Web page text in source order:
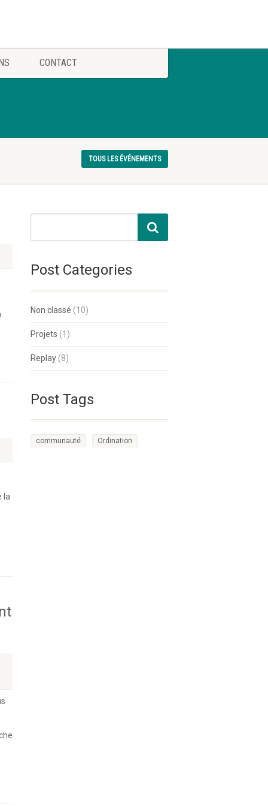
CONTACT
TOUS LES ÉVÉNEMENTS
la
Post Categories
Non classé (10)
Projets (1)
Replay (8)
Post Tags
communauté Ordination